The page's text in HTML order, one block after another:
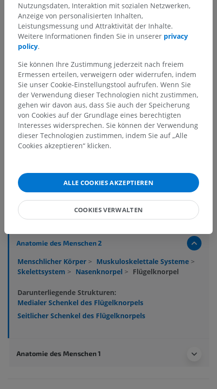
Anatomische Hierarchie
Anatomie des Menschen 2
Menschlicher Körper > Muskuloskelettale Systeme >
Skelettsystem > Nasenknorpel > Flügelknorpel
Darunterliegende Strukturen:
Medialer Schenkel des Flügelknorpels
Seitlicher Schenkel des Flügelknorpels
Anatomie des Menschen 1
Nutzungsdaten, Interaktion mit sozialen Netzwerken,
Anzeige von personalisierten Inhalten,
Leistungsmessung und Attraktivität der Inhalte.
Weitere Informationen finden Sie in unserer privacy
policy.
Sie können Ihre Zustimmung jederzeit nach freiem
Ermessen erteilen, verweigern oder widerrufen, indem
Sie unser Cookie-Einstellungstool aufrufen. Wenn Sie
der Verwendung dieser Technologien nicht zustimmen,
gehen wir davon aus, dass Sie auch der Speicherung
von Cookies auf der Grundlage eines berechtigten
Interesses widersprechen. Sie können der Verwendung
dieser Technologien zustimmen, indem Sie auf „Alle
Cookies akzeptieren“ klicken.
ALLE COOKIES AKZEPTIEREN
COOKIES VERWALTEN